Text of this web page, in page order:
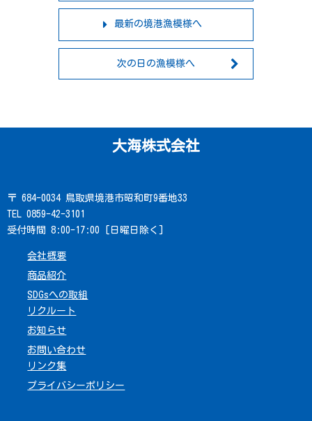
最新の境港漁模様へ
次の日の漁模様へ
大海株式会社
〒 684-0034 鳥取県境港市昭和町9番地33
TEL 0859-42-3101
受付時間 8:00-17:00 [日曜日除く]
会社概要
商品紹介
SDGsへの取組
リクルート
お知らせ
お問い合わせ
リンク集
プライバシーポリシー